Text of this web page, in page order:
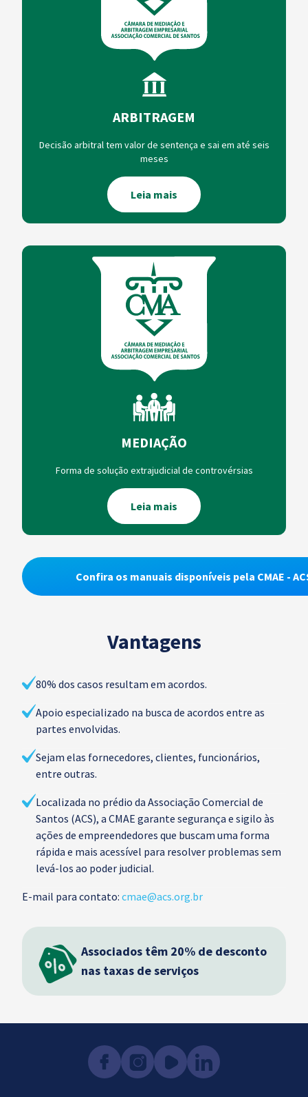
ARBITRAGEM
Decisão arbitral tem valor de sentença e sai em até seis
meses
Leia mais
MEDIAÇÃO
Forma de solução extrajudicial de controvérsias
Leia mais
Confira os manuais disponíveis pela CMAE -
Vantagens
80% dos casos resultam em acordos.
Apoio especializado na busca de acordos entre as
partes envolvidas.
Sejam elas fornecedores, clientes, funcionários,
entre outras.
Localizada no prédio da Associação Comercial de
Santos (ACS), a CMAE garante segurança e sigilo às
ações de empreendedores que buscam uma forma
rápida e mais acessível para resolver problemas sem
levá-los ao poder judicial.
E-mail para contato: cmae@acs.org.br
Associados têm 20% de desconto
nas taxas de serviços